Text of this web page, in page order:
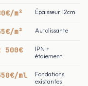
m² Épaisseur 12cm
m² Autolissante
IPN +
étaiement
ml
Fondations
existantes